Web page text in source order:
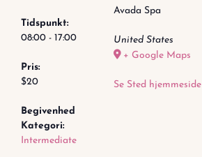
Tidspunkt:
08:00 - 17:00
Pris:
$20
Begivenhed
Kategori:
Intermediate
Avada Spa
United States
+ Google Maps
Se Sted hjemmeside